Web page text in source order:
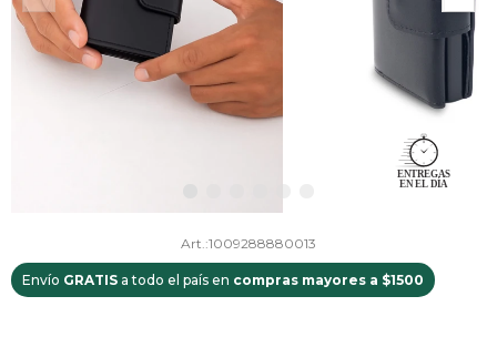
1009288880013
Envío GRATIS a todo el país en compras mayores a $1500